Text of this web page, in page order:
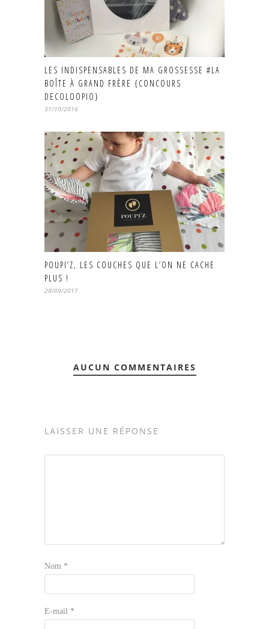
LES INDISPENSABLES DE MA GROSSESSE #LA
BOÎTE À GRAND FRÈRE {CONCOURS
DECOLOOPIO}
31/10/2016
POUPI’Z, LES COUCHES QUE L’ON NE CACHE
PLUS !
28/09/2017
AUCUN COMMENTAIRES
LAISSER UNE RÉPONSE
Nom *
E-mail *